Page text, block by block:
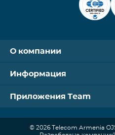
О компании
Информация
Приложения Team
© 2026 Telecom Armenia